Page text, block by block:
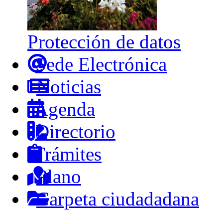
Protección de datos
Sede Electrónica
Noticias
Agenda
Directorio
Trámites
Plano
Carpeta ciudadadana